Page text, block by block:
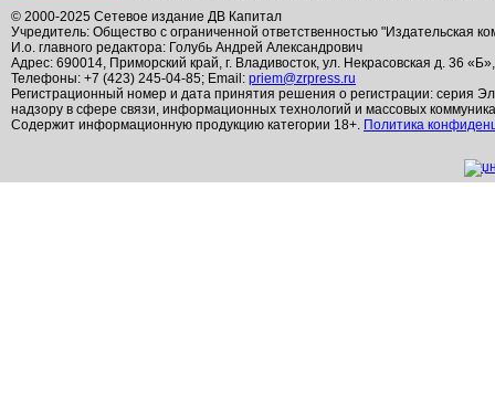
© 2000-2025 Сетевое издание ДВ Капитал
Учредитель: Общество с ограниченной ответственностью "Издательская
И.о. главного редактора: Голубь Андрей Александрович
Адрес: 690014, Приморский край, г. Владивосток, ул. Некрасовская д. 36
Телефоны: +7 (423) 245-04-85; Email: priem@zrpress.ru
Регистрационный номер и дата принятия решения о регистрации: серия
надзору в сфере связи, информационных технологий и массовых
Содержит информационную продукцию категории 18+. Политика